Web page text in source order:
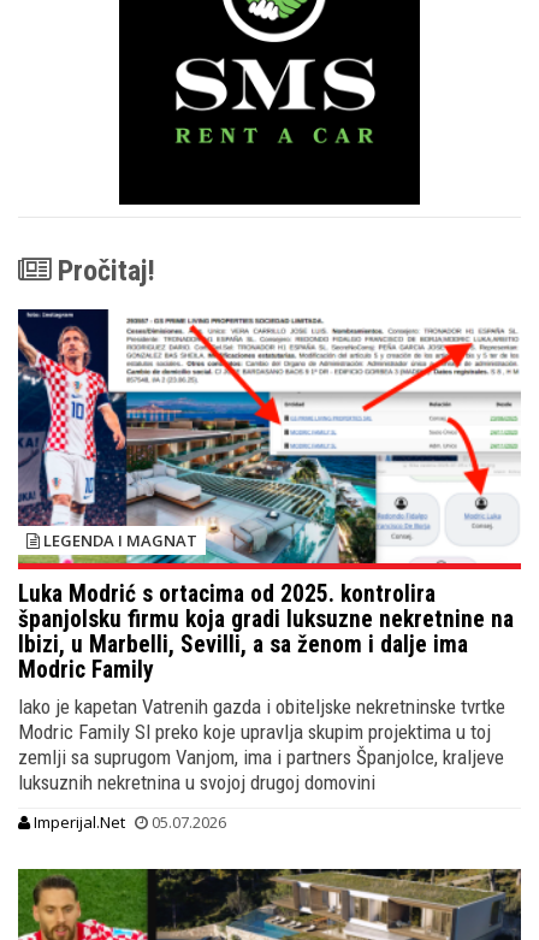
Pročitaj!
LEGENDA I MAGNAT
Luka Modrić s ortacima od 2025. kontrolira
španjolsku firmu koja gradi luksuzne nekretnine na
Ibizi, u Marbelli, Sevilli, a sa ženom i dalje ima
Modric Family
Iako je kapetan Vatrenih gazda i obiteljske nekretninske tvrtke
Modric Family Sl preko koje upravlja skupim projektima u toj
zemlji sa suprugom Vanjom, ima i partners Španjolce, kraljeve
luksuznih nekretnina u svojoj drugoj domovini
Imperijal.Net 05.07.2026